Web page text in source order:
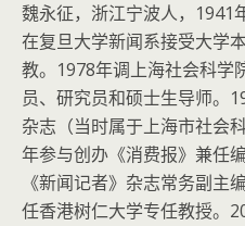
魏永征，浙江宁波人，1941
在复旦大学新闻系接受大学
教。1978年调上海社会科学
员、研究员和硕士生导师。
杂志（当时属于上海市社会
年参与创办《消费报》兼任
《新闻记者》杂志常务副主
任香港树仁大学专任教授。